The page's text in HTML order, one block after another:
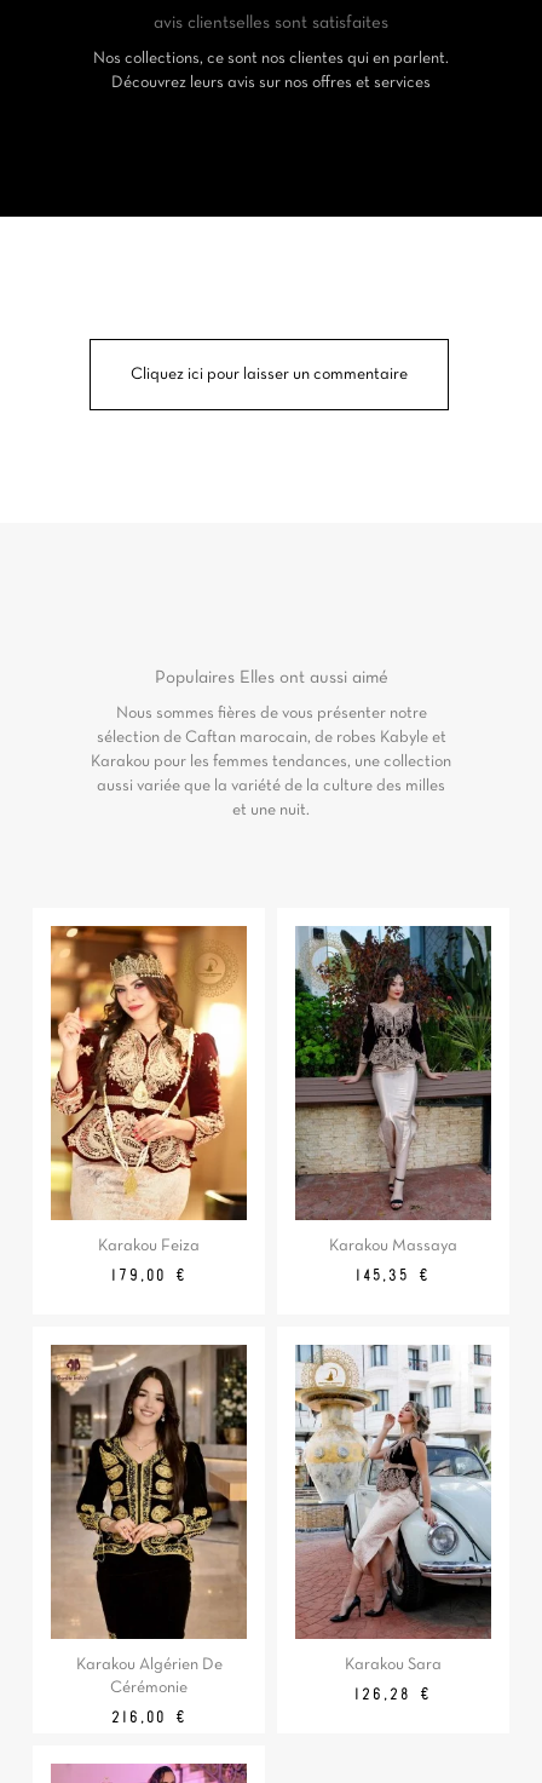
avis clientselles sont satisfaites
Nos collections, ce sont nos clientes qui en parlent.
Découvrez leurs avis sur nos offres et services
Cliquez ici pour laisser un commentaire
Populaires Elles ont aussi aimé
Nous sommes fières de vous présenter notre
sélection de Caftan marocain, de robes Kabyle et
Karakou pour les femmes tendances, une collection
aussi variée que la variété de la culture des milles
et une nuit.
Karakou Feiza
Prix
179,00 €
Karakou Massaya
Prix
Prix
145,35 €
Karakou Algérien De
Cérémonie
Prix
216,00 €
Karakou Sara
Prix
Prix
126,28 €